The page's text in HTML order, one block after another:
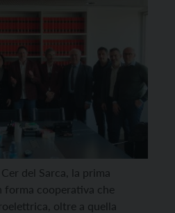
del Sarca, la prima
forma cooperativa che
oltre a quella